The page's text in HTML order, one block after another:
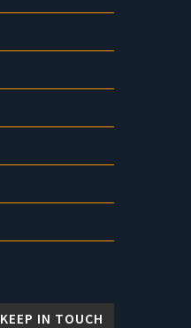
KEEP IN TOUCH